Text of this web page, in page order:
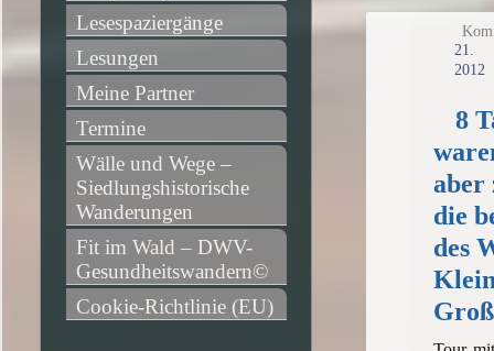
2012
8
aber
die
des
Lesespaziergänge
Lesungen
Meine Partner
Termine
Wälle und Wege –
Siedlungshistorische
Wanderungen
Fit im Wald – DWV-
Gesundheitswandern©
Cookie-Richtlinie (EU)